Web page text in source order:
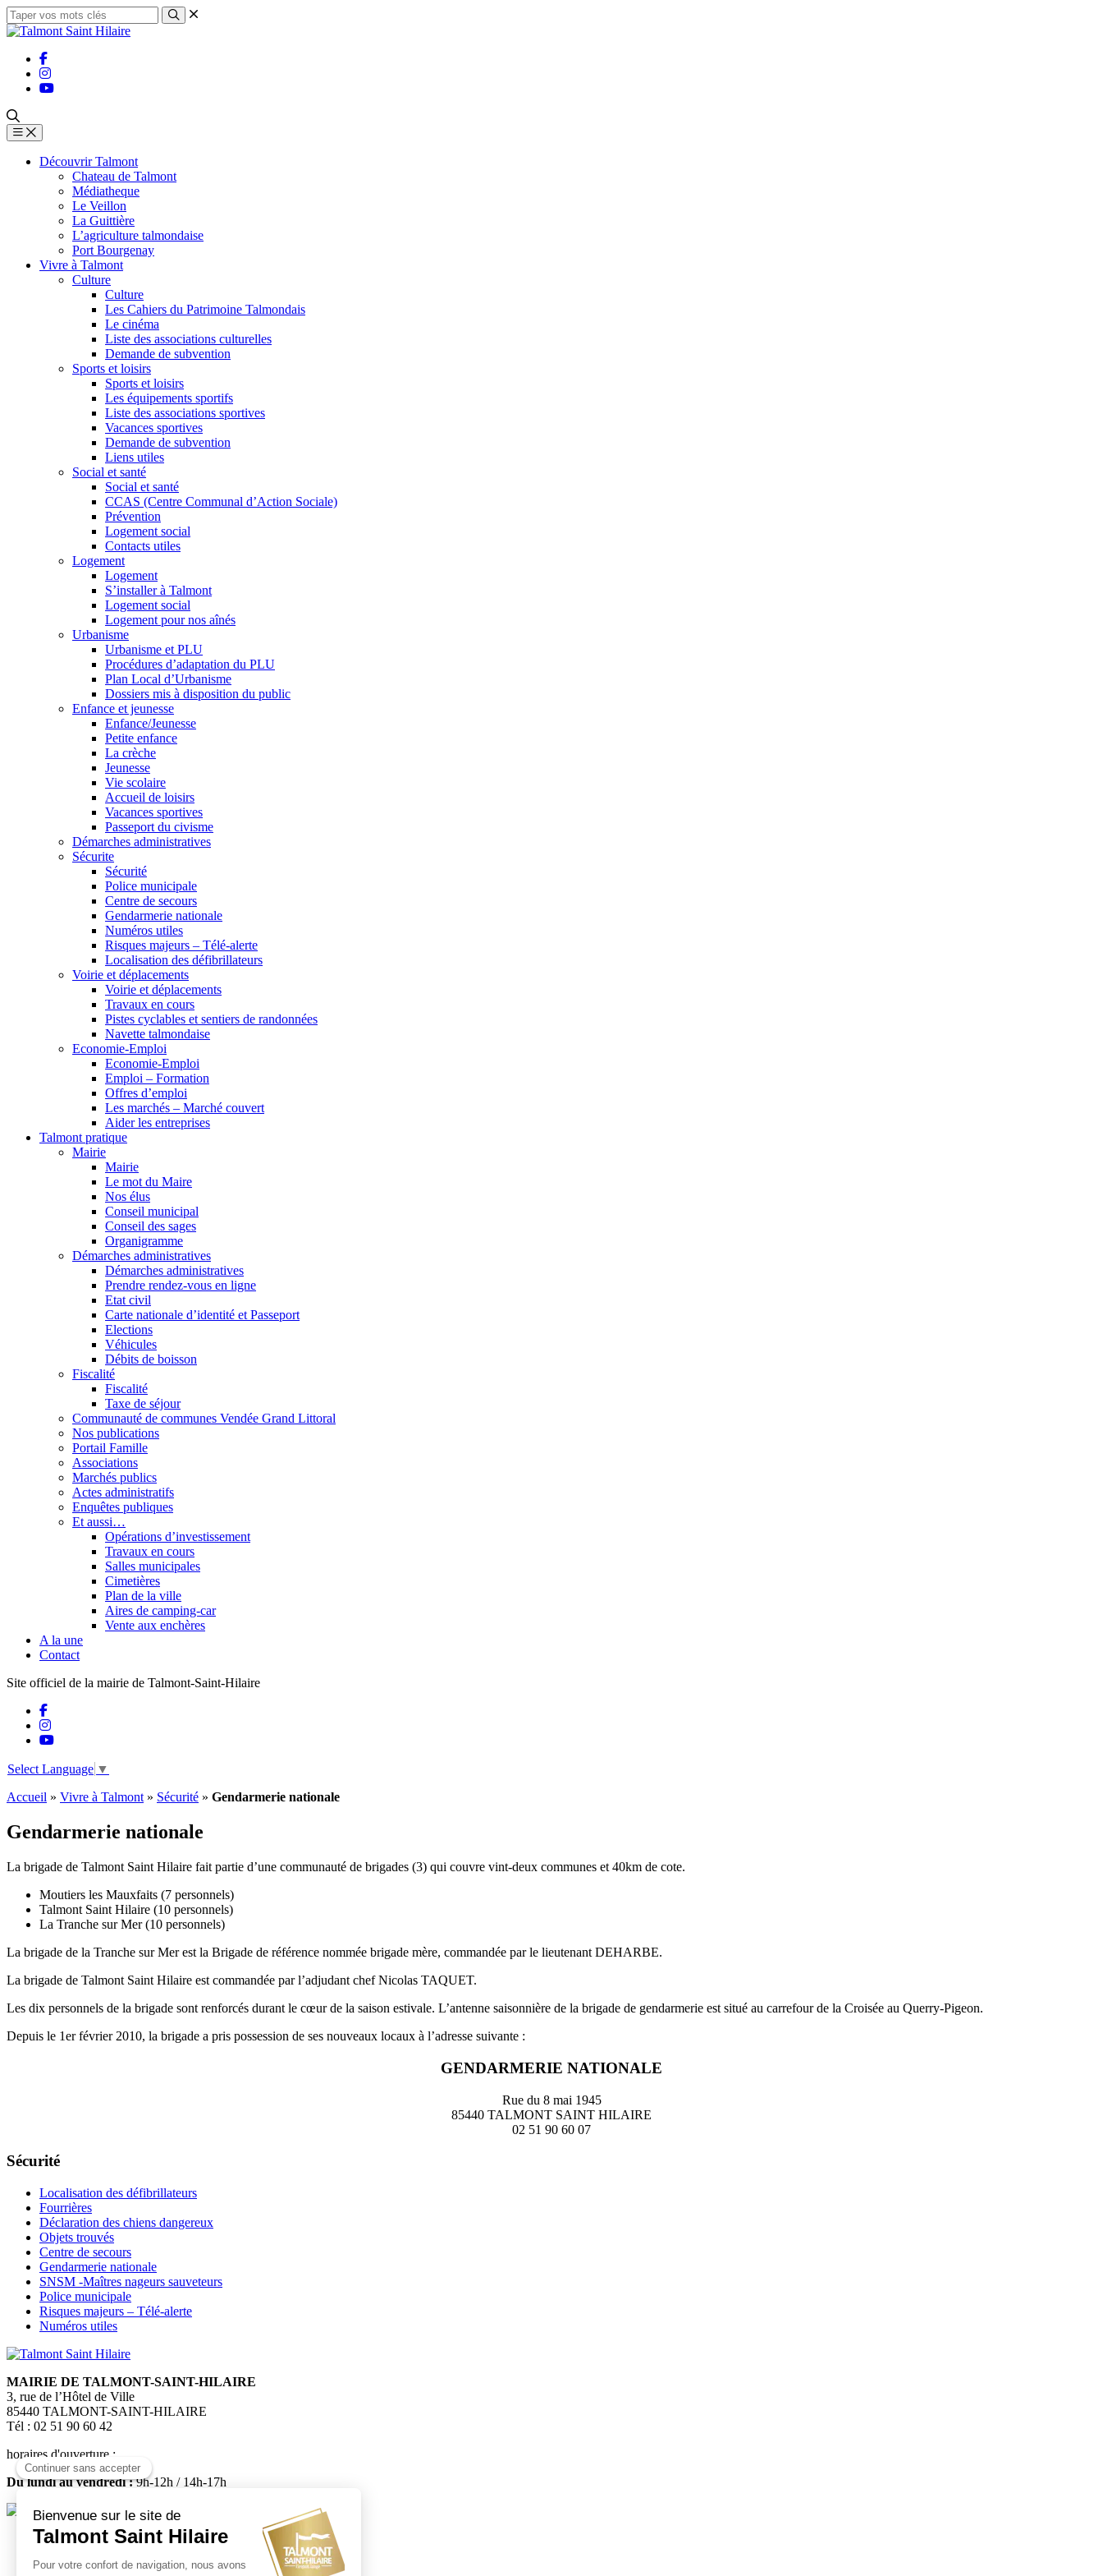
Découvrir Talmont
Chateau de Talmont
Médiatheque
Le Veillon
La Guittière
L’agriculture talmondaise
Port Bourgenay
Vivre à Talmont
Culture
Culture
Les Cahiers du Patrimoine Talmondais
Le cinéma
Liste des associations culturelles
Demande de subvention
Sports et loisirs
Sports et loisirs
Les équipements sportifs
Liste des associations sportives
Vacances sportives
Demande de subvention
Liens utiles
Social et santé
Social et santé
CCAS (Centre Communal d’Action Sociale)
Prévention
Logement social
Contacts utiles
Logement
Logement
S’installer à Talmont
Logement social
Logement pour nos aînés
Urbanisme
Urbanisme et PLU
Procédures d’adaptation du PLU
Plan Local d’Urbanisme
Dossiers mis à disposition du public
Enfance et jeunesse
Enfance/Jeunesse
Petite enfance
La crèche
Jeunesse
Vie scolaire
Accueil de loisirs
Vacances sportives
Passeport du civisme
Démarches administratives
Sécurite
Sécurité
Police municipale
Centre de secours
Gendarmerie nationale
Numéros utiles
Risques majeurs – Télé-alerte
Localisation des défibrillateurs
Voirie et déplacements
Voirie et déplacements
Travaux en cours
Pistes cyclables et sentiers de randonnées
Navette talmondaise
Economie-Emploi
Economie-Emploi
Emploi – Formation
Offres d’emploi
Les marchés – Marché couvert
Aider les entreprises
Talmont pratique
Mairie
Mairie
Le mot du Maire
Nos élus
Conseil municipal
Conseil des sages
Organigramme
Démarches administratives
Démarches administratives
Prendre rendez-vous en ligne
Etat civil
Carte nationale d’identité et Passeport
Elections
Véhicules
Débits de boisson
Fiscalité
Fiscalité
Taxe de séjour
Communauté de communes Vendée Grand Littoral
Nos publications
Portail Famille
Associations
Marchés publics
Actes administratifs
Enquêtes publiques
Et aussi…
Opérations d’investissement
Travaux en cours
Salles municipales
Cimetières
Plan de la ville
Aires de camping-car
Vente aux enchères
A la une
Contact
Site officiel de la mairie de Talmont-Saint-Hilaire
Select Language ▼
Accueil » Vivre à Talmont » Sécurité » Gendarmerie nationale
Gendarmerie nationale
La brigade de Talmont Saint Hilaire fait partie d’une communauté de brigades (3) qui couvre vint-deux communes et 40km de cote.
Moutiers les Mauxfaits (7 personnels)
Talmont Saint Hilaire (10 personnels)
La Tranche sur Mer (10 personnels)
La brigade de la Tranche sur Mer est la Brigade de référence nommée brigade mère, commandée par le lieutenant DEHARBE.
La brigade de Talmont Saint Hilaire est commandée par l’adjudant chef Nicolas TAQUET.
Les dix personnels de la brigade sont renforcés durant le cœur de la saison estivale. L’antenne saisonnière de la brigade de gendarmerie est situé au carrefour de la Croisée au Querry-Pigeon.
Depuis le 1er février 2010, la brigade a pris possession de ses nouveaux locaux à l’adresse suivante :
GENDARMERIE NATIONALE
Rue du 8 mai 1945
85440 TALMONT SAINT HILAIRE
02 51 90 60 07
Sécurité
Localisation des défibrillateurs
Fourrières
Déclaration des chiens dangereux
Objets trouvés
Centre de secours
Gendarmerie nationale
SNSM -Maîtres nageurs sauveteurs
Police municipale
Risques majeurs – Télé-alerte
Numéros utiles
MAIRIE DE TALMONT-SAINT-HILAIRE
3, rue de l’Hôtel de Ville
85440 TALMONT-SAINT-HILAIRE
Tél : 02 51 90 60 42
horaires d'ouverture :
Du lundi au vendredi :9h-12h / 14h-17h